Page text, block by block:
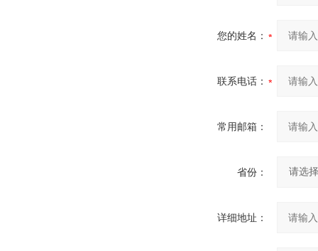
您的姓名：
联系电话：
常用邮箱：
省份：
详细地址：